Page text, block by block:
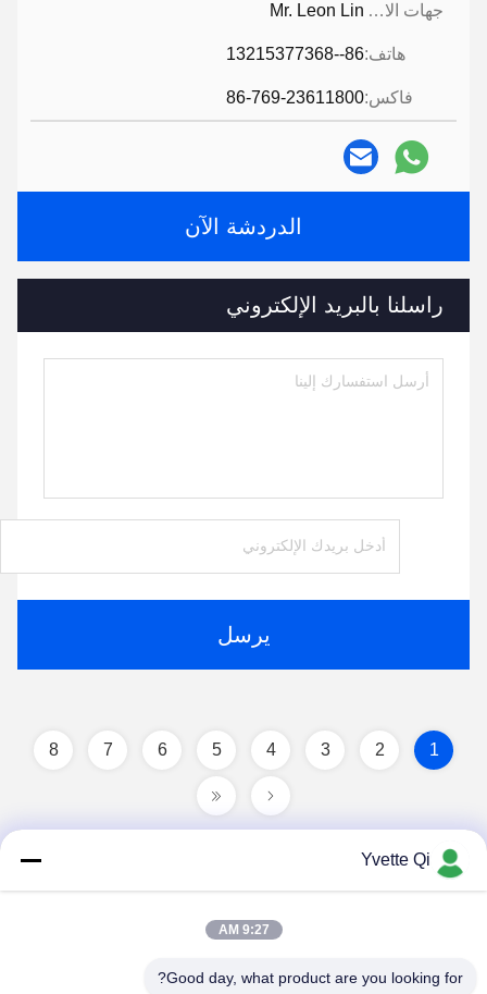
جهات الاتصال: Mr. Leon Lin
هاتف:86--13215377368
فاكس:86-769-23611800
الدردشة الآن
راسلنا بالبريد الإلكتروني
يرسل
1
2
3
4
5
6
7
8
Yvette Qi
9:27 AM
Good day, what product are you looking for?